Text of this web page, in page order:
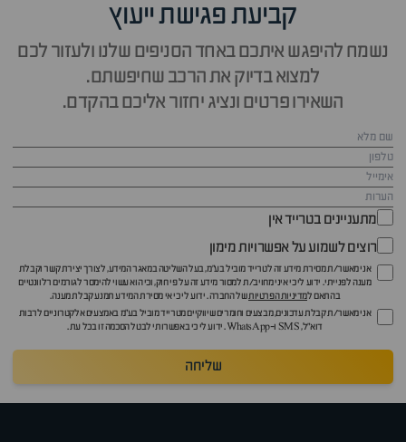
קביעת פגישת ייעוץ
נשמח להיפגש איתכם באחד הסניפים שלנו ולעזור לכם
למצוא בדיוק את הרכב שחיפשתם.
השאירו פרטים ונציג יחזור אליכם בהקדם.
מתעניינים בטרייד אין
רוצים לשמוע על אפשרויות מימון
אני מאשר/ת מסירת מידע זה לטרייד מוביל בע"מ, בעל השליטה במאגר המידע, לצורך יצירת קשר וקבלת
מענה לפנייתי. ידוע לי כי איני מחויב/ת למסור מידע זה על פי חוק, וכי הוא עשוי להימסר לגורמים רלוונטיים
בהתאם למדיניות הפרטיותשל החברה. ידוע לי כי אי מסירת המידע תמנע קבלת מענה.
אני מאשר/ת קבלת עדכונים, מבצעים וחומרים שיווקיים מטרייד מוביל בע"מ באמצעים אלקטרוניים לרבות
דוא״ל, SMS ו-WhatsApp. ידוע לי כי באפשרותי לבטל הסכמה זו בכל עת.
שליחה